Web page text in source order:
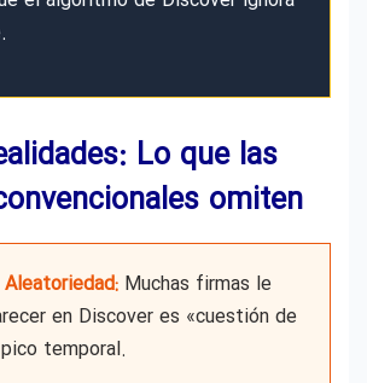
Lo que las
omiten
Muchas firmas le
en Discover es «cuestión de
temporal.